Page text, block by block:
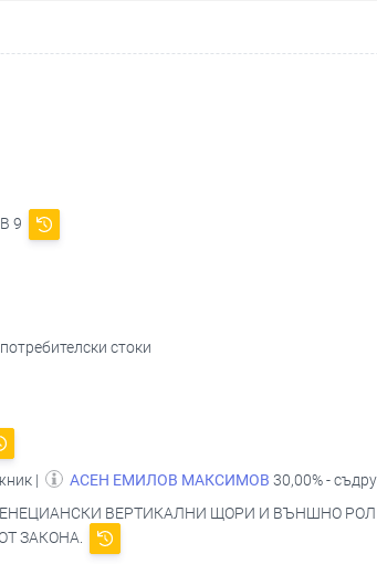
9
стоки
| АСЕН ЕМИЛОВ МАКСИМОВ 30,00% -
ВЕРТИКАЛНИ ЩОРИ И ВЪНШНО
ЗАКОНА.